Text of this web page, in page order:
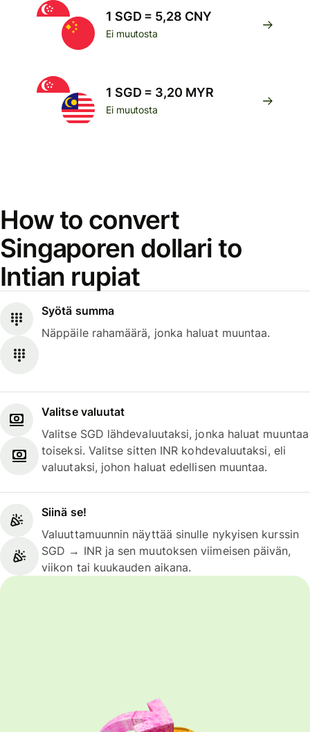
1 SGD = 5,28 CNY
Ei muutosta
1 SGD = 3,20 MYR
Ei muutosta
How to convert
Singaporen dollari to
Intian rupiat
Syötä summa
Näppäile rahamäärä, jonka haluat muuntaa.
Valitse valuutat
Valitse SGD lähdevaluutaksi, jonka haluat muuntaa
toiseksi. Valitse sitten INR kohdevaluutaksi, eli
valuutaksi, johon haluat edellisen muuntaa.
Siinä se!
Valuuttamuunnin näyttää sinulle nykyisen kurssin
SGD → INR ja sen muutoksen viimeisen päivän,
viikon tai kuukauden aikana.